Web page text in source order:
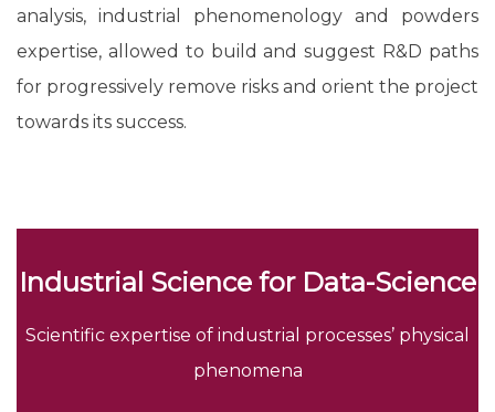
analysis, industrial phenomenology and powders
expertise, allowed to build and suggest R&D paths
for progressively remove risks and orient the project
towards its success.
Industrial Science for Data-Science
Scientific expertise of industrial processes’ physical
phenomena